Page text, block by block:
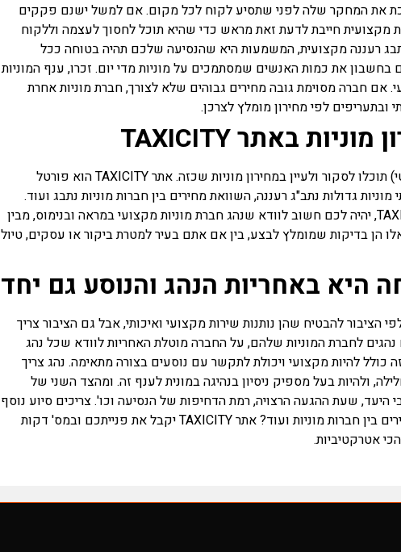
את המחקר שלה לפני שתסיע לקוח לכל מקום. אם למשל ישנם פקקים
מקצועית חייבת לדעת זאת מראש כדי שהיא תוכל לחסוך לעצמה וללקוח
רעננה מקצועית, המשמעות היא שהנסיעה שלכם תהיה בטוחה ככל
בחשבון את כמות האנשים שמסתמכים על מוניות מדי יום. זכרו, ענף המוניות
אם חברה מסוימת גובה מחירים גבוהים שלא לצורך, חברת מוניות אחרת
לפי מחירון מומלץ לצרכן.
מוניות באתרTAXICITY
כדאי לדעת, באתר TAXICITY (טקסי סיטי) תוכלו לסקור ולעיין במחירון מוניות שכזה. אתר TAXICITY הוא פורטל
גדולות נתב"ג רעננה, השוואת מחירים בין חברות מוניות נתבג ועוד.
וכשתיכנסו למונית שהזמנתם דרך TAXICITY, יהיה לכם חשוב לוודא שנהג חברת מוניות מקצועי במראה ובנימוס, מבין
הן בדיקות שמומלץ לבצע, בין אם אתם בעיר למטרת ביקור או עסקים, טיול
היא באחריות הנהג והנוסע גם יחד
הציבור להבטיח שהן נותנות שירות מקצועי ואיכותי, אבל גם הציבור צריך
לחברת המוניות שלהם, על החברה מוטלת האחריות לוודא שכל נהג
כולל להיות מקצועי ויכולת לתקשר עם נוסעים בצורה מתאימה. נהג צריך
ולהיות בעל מספיק ניסיון בנהיגה במונית לענף זה. ומהצד השני של
היעד, שעת ההגעה הרצויה, רמת הדחיפות של הנסיעה וכו'. צריכים סיוע נוסף
באיתור מוניות נתב"ג רעננה, השוואת מחירים בין חברות מוניות ועוד? אתר TAXICITY יקבל את פנייתכם ובמס' דקות
אטרקטיביות.